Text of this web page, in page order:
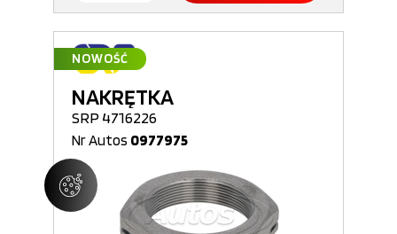
NOWOŚĆ
NAKRĘTKA
SRP 4716226
Nr Autos 0977975